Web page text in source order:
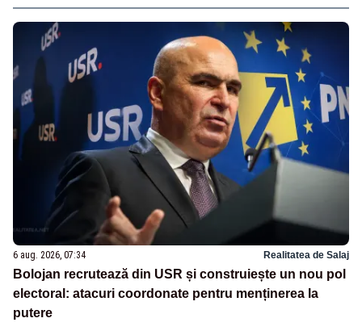
6 aug. 2026, 07:34 Realitatea de Salaj
Bolojan recrutează din USR și construiește un nou pol
electoral: atacuri coordonate pentru menținerea la
putere